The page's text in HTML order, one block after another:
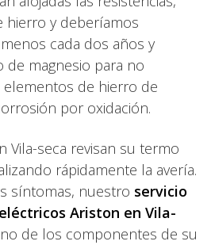
hierro y deberíamos
cada dos años y
de magnesio para no
de hierro de
por oxidación.
Vila-seca revisan su termo
rápidamente la avería.
síntomas, nuestro servicio
Ariston en Vila-
de los componentes de su